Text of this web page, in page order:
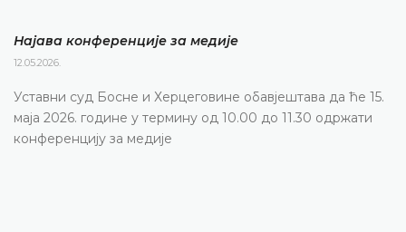
Најава конференције за медије
12.05.2026.
Уставни суд Босне и Херцеговине обавјештава да ће 15.
маја 2026. године у термину од 10.00 до 11.30 одржати
конференцију за медије